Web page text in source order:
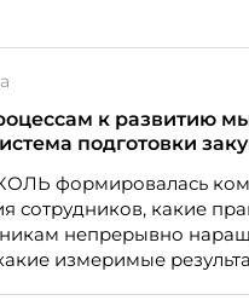
к развитию
подготовки
формировалась
сотрудников, какие
непрерывно
измеримые